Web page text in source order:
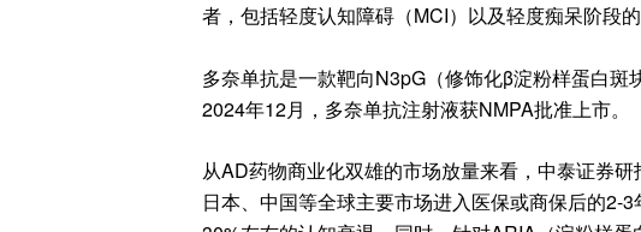
者，包括轻度认知障碍（MCI）以及轻度痴呆阶段的
多奈单抗是一款靶向N3pG（修饰化β淀粉样蛋白斑
2024年12月，多奈单抗注射液获NMPA批准上市。
从AD药物商业化双雄的市场放量来看，中泰证券
日本、中国等全球主要市场进入医保或商保后的2-